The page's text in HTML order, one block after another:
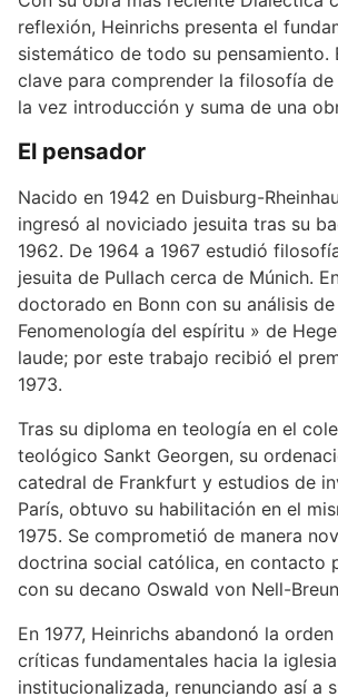
reflexión, Heinrichs presenta el
sistemático de todo su pensamiento.
clave para comprender la filosofía de
la vez introducción y suma de una
El pensador
Nacido en 1942 en Duisburg-
ingresó al noviciado jesuita tras su
1962. De 1964 a 1967 estudió
jesuita de Pullach cerca de Múnich.
doctorado en Bonn con su análisis
Fenomenología del espíritu » de
laude; por este trabajo recibió el
1973.
Tras su diploma en teología en el
teológico Sankt Georgen, su
catedral de Frankfurt y estudios de
París, obtuvo su habilitación en el
1975. Se comprometió de manera
doctrina social católica, en contacto
con su decano Oswald von Nell-
En 1977, Heinrichs abandonó la
críticas fundamentales hacia la iglesia
institucionalizada, renunciando así a